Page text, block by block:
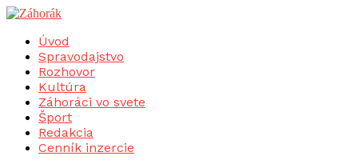
Úvod
Spravodajstvo
Rozhovor
Kultúra
Záhoráci vo svete
Šport
Redakcia
Cenník inzercie